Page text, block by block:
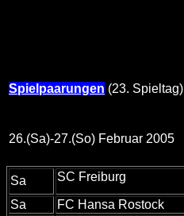
Spielpaarungen (23. Spieltag)
26.(Sa)-27.(So) Februar 2005
Sa SC Freiburg
Sa
FC Hansa Rostock